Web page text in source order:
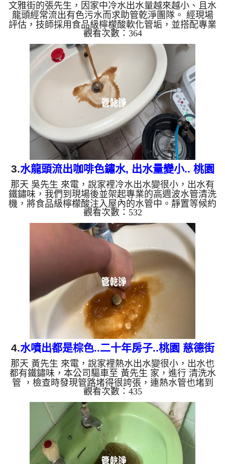
水管
文雅街的張先生，因家中冷水出水量越來越小、且水
龍頭經常流出有色污水而求助管乾淨團隊。 經現場
評估，技師採用食品級檸檬酸軟化管垢，並搭配專業
高週波水管清洗機進行脈衝清洗。在 2 小時的細心施
工後，成功洗出大量積垢，使冷水出水量完全恢復順
暢如新。 清洗水管, 水管清洗, 洗水管, 熱水忽冷忽熱
?️ 新竹文雅街張宅：高週波水管清洗 3 大實務工法 食
品級檸檬酸靜置軟化（15分鐘）： 將食品級檸檬酸
注入屋內水管，均勻附著並軟化積聚多年的管壁鐵鏽
與硬化水垢。...
觀看次數：364
3.水龍頭流出咖啡色鏽水, 出水量變小.. 桃園
平鎮 平東路 水管清洗
那天 吳先生 來電，說家裡冷水出水變很小，出水有
鐵鏽味，我們到現場後並架起專業的高週波水管清洗
機，將食品級檸檬酸注入屋內的水管中。靜置等候約
15分鐘後，利用水管清洗機啟動水槌模式進行脈衝清
洗。 當機器開始運作，眼前的景象讓人震撼：一開
始，水龍頭便噴出濃稠的深棕色銹水；緊接著，水質
忽然轉變為深綠色的髒水，看起來就像是一杯濃郁的
蔬果汁。專業團隊兩個多小時的細心反覆清洗，水質
終於回復清澈，且冷水的出水量也完全恢復正常，順
暢如新。 從水管清洗的顏色，看懂您的居家水質與
管垢秘密 許多人好...
觀看次數：532
4.水噴出都是棕色..二十年房子..桃園 慈德街
清洗水管
那天 黃先生 來電，說家裡熱水出水變很小，出水也
都有鐵鏽味，本公司驅車至 黃先生 家，進行 清洗水
管 ，檢查時發現管路堵得很誇張，連熱水管也堵到
幾乎沒空間，本公司架起 高周波水管清洗機，注
入 檸檬酸 至水管，等候約15分鐘，利用 水管清洗機
，開啟 水槌 模式，要把水管內的異物沖出來，一開
始水龍頭就噴出棕色，味道也很刺鼻，黃先生 說，
我家水管裡怎麼這麼髒!! 如是自來水，如水管老
化，會產生鐵鏽跟泥沙堆積，洗出來的水就會是咖啡
色，地下水含有氧化錳，管壁上會結...
觀看次數：435